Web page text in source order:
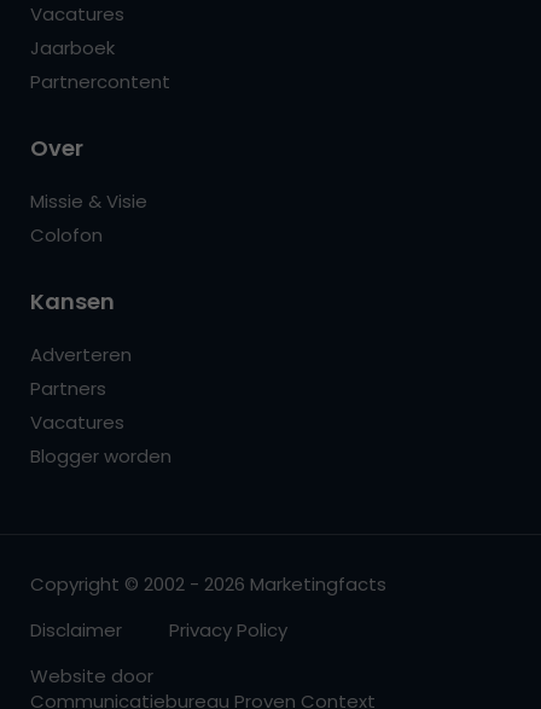
Vacatures
Jaarboek
Partnercontent
Over
Missie & Visie
Colofon
Kansen
Adverteren
Partners
Vacatures
Blogger worden
Copyright © 2002 - 2026 Marketingfacts
Disclaimer
Privacy Policy
Website door
Communicatiebureau Proven Context